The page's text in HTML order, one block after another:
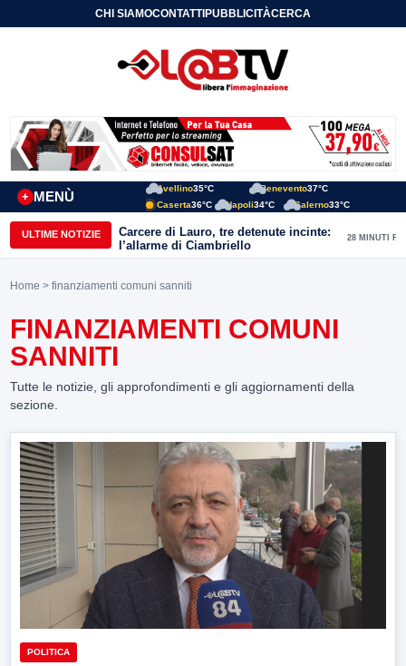
CHI SIAMOCONTATTIPUBBLICITÀCERCA
MENÙ
+
Avellino35°C Benevento37°C
Caserta36°C Napoli34°C Salerno33°C
ULTIME NOTIZIE
Carcere di Lauro, tre detenute incinte:
l’allarme di Ciambriello
28 MINUTI FA
Home > finanziamenti comuni sanniti
FINANZIAMENTI COMUNI
SANNITI
Tutte le notizie, gli approfondimenti e gli aggiornamenti della
sezione.
POLITICA